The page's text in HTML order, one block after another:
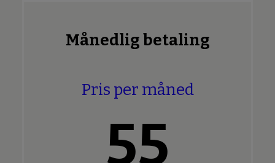
Månedlig betaling
Pris per måned
55